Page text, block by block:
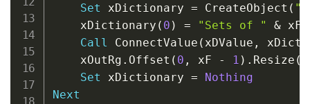
Set xDictionary = CreateObject (
    xDictionary
( 0 ) = "Sets of " & xF
Call ConnectValue ( xDValue ,
    xOutRg
. Offset ( 0 , xF - 1 ) . Resize (
Set xDictionary =
Nothing
Next